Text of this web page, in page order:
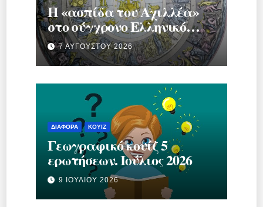
Η «ασπίδα του Αχιλλέα»
στο σύγχρονο Ελληνικό
κράτος.
7 ΑΥΓΟΎΣΤΟΥ 2026
ΔΙΆΦΟΡΑ ΚΟΥΊΖ
Γεωγραφικό κουίζ 5
ερωτήσεων. Ιούλιος 2026
9 ΙΟΥΛΊΟΥ 2026